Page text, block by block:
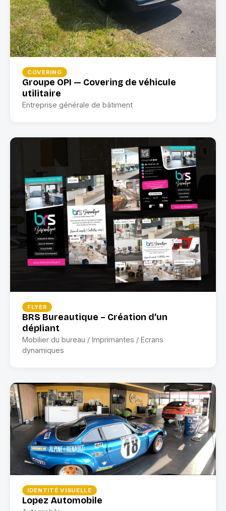
COVERING
Groupe OPI — Covering de véhicule
utilitaire
Entreprise générale de bâtiment
FLYER
BRS Bureautique – Création d’un
dépliant
Mobilier du bureau / Imprimantes / Ecrans
dynamiques
IDENTITÉ VISUELLE
Lopez Automobile